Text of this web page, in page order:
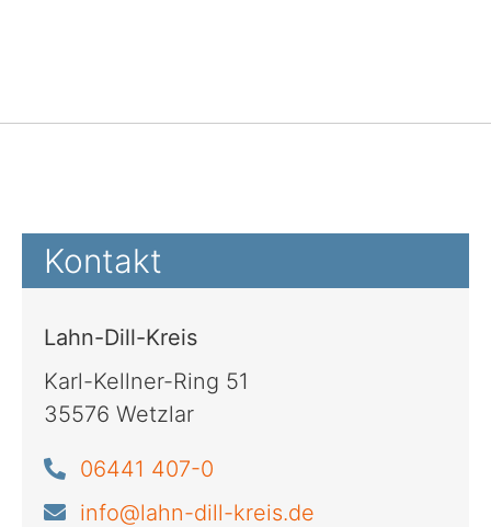
Kontakt
Lahn-Dill-Kreis
Karl-Kellner-Ring 51
35576 Wetzlar
06441 407-0
info@lahn-dill-kreis.de